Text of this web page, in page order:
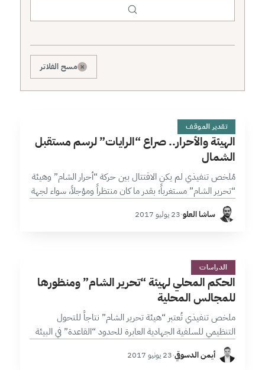
× مسح الفلاتر
ا
13 دقائق
تقدير الموقف
الهيئة والأحرار.. صراع “الرايات” لرسم مستقبل
الشمال
مُلخص تنفيذي لم يكن الاقتتال بين حركة “أحرار الشام” وهيئة
“تحرير الشام” مستغرباً؛ بقدر ما كان منتظراً ومؤجلاً، سواء لجهة
الاحتقان القديم بين الطرفين، أو لجهة ما أمنته مناطق
“خفض…ساشا العلو·23 يوليو 2017
ا
28 دقائق
الدراسات
الحكم المحلي لهيئة “تحرير الشام” ومنظورها
للمجالس المحلية
ملخص تنفيذي تُعتبر “هيئة تحرير الشام” نتاجاً للتحول
التنظيمي للسلفية الجهادية العابرة للحدود “القاعدة” في البيئة
المحلية السورية، وذلك بتفاعلها مع العناصر التالية: العلاقة
المعقدة مع المجتمع الدولي، التجربة “الجهادية…
أيمن الدسوقي·23 يونيو 2017